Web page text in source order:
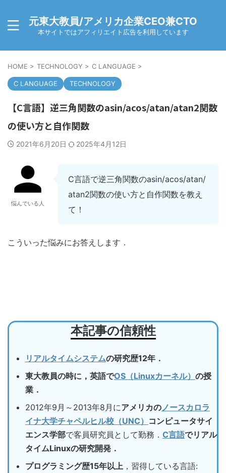
元東大教員/アメリカ企業CEO兼CTO
本サイトではアフィリエイト広告を利用しています
HOME > TECHNOLOGY > C LANGUAGE >
C LANGUAGE TECHNOLOGY
【C言語】逆三角関数のasin/acos/atan/atan2関数
の使い方と自作関数
2021年6月20日 2025年4月12日
悩んでいる人
C言語で逆三角関数のasin/acos/atan/
atan2関数の使い方と自作関数を教え
て！
こういった悩みにお答えします．
本記事の信頼性
リアルタイムシステムの研究歴12年．
東大教員の時に，英語でOS（Linuxカーネル） の授
業．
2012年9月～2013年8月にアメリカのノースカロラ
イナ大学チャペルヒル校（UNC） コンピュータサイ
エンス学部で客員研究員として勤務． C言語でリアル
タイムLinuxの研究開発．
プログラミング歴15年以上 ，習得している言語: